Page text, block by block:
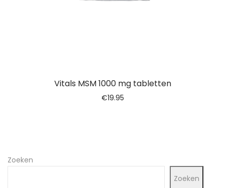
Vitals MSM 1000 mg tabletten
€19.95
Zoeken
Zoeken